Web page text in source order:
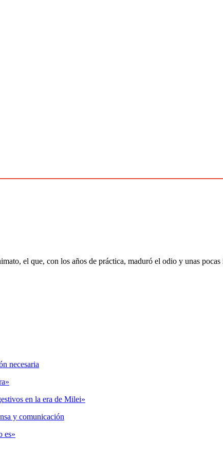
el que, con los años de práctica, maduró el odio y unas
necesaria
en la era de Milei»
y comunicación
es»